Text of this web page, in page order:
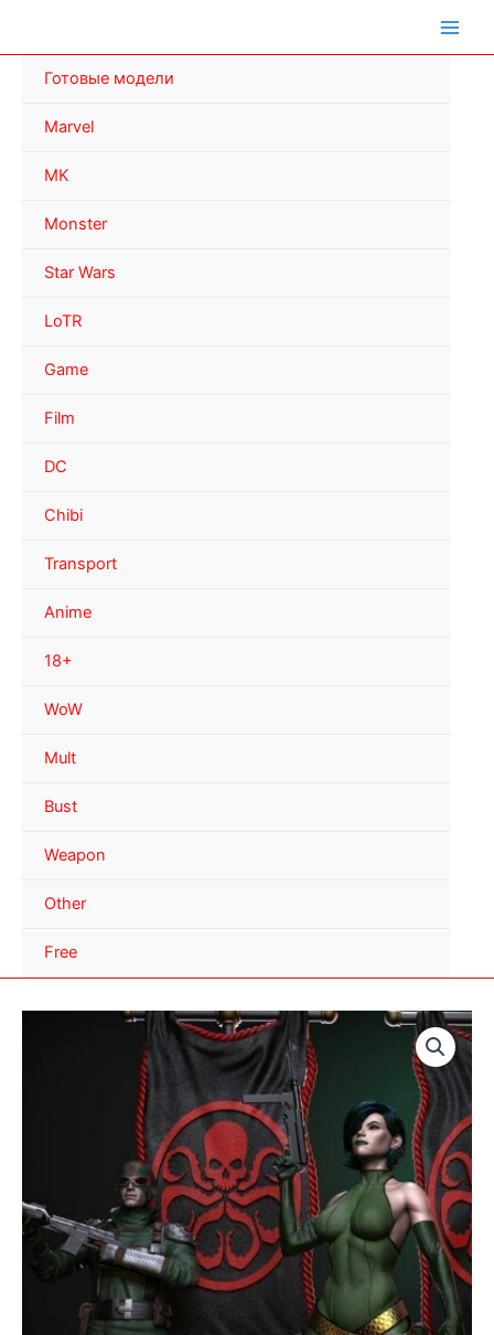
Готовые модели
Marvel
MK
Monster
Star Wars
LoTR
Game
Film
DC
Chibi
Transport
Anime
18+
WoW
Mult
Bust
Weapon
Other
Free